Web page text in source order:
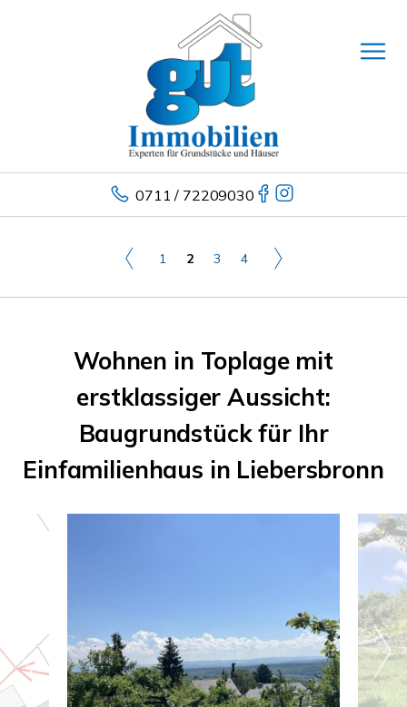
0711 / 72209030
1 2 3 4
Wohnen in Toplage mit
erstklassiger Aussicht:
Baugrundstück für Ihr
Einfamilienhaus in Liebersbronn